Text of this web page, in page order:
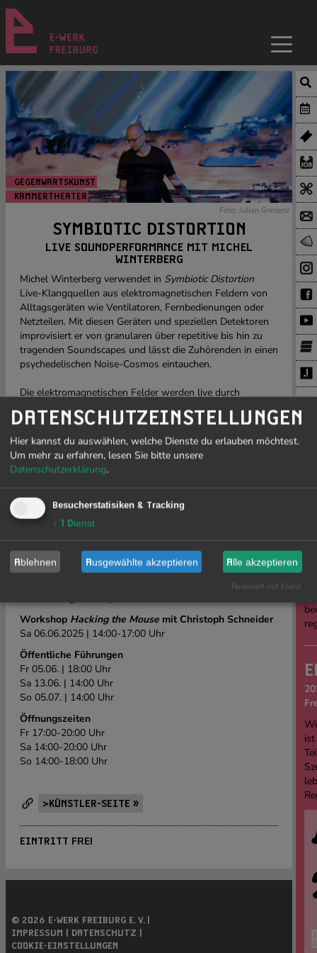
GEGENWARTSKUNST
KAMMERTHEATER
Foto: Julian Gresenz
SYMBIOTIC DISTORTION
LIVE SOUNDPERFORMANCE MIT MICHEL
WINTERBERG
Michel Winterberg verwendet in Symbiotic Distortion
Live-Klangquellen aus elektromagnetischen Feldern von
Alltagsgeräten wie Ventilatoren, Fernbedienungen oder
Netzteilen. Mit diesen Geräten und speziellen Detektoren
improvisiert er von granularen über repetitive bis hin zu
tragenden Soundscapes und lässt die Zuhörenden in einen
psychedelischen Noise-Cosmos eintauchen.
Die elektromagnetischen Felder werden live durch
spezielle Detektoren für uns hörbar gemacht. In
Symbiotic
Distortion wird kein eigentlicher Sequencer verwendet,
sondern ausschliesslich mit den aufgenommenen Klängen
improvisiert, welche durch Delay-Loops und
Effektschleifen weiter moduliert und teils repetitiv
wiedergegeben werden.
Die Soundperformance ist Teil eines offenen, sich stetig
weiterentwickelnden Klangprozesses – zwischen Störung,
Struktur und improvisierter Verdichtung.
abstrakten, fließenden Video-Glitches verstärken die
Soundperformance.
Workshop Hacking the Mouse mit Christoph Schneider
Sa 06.06.2025 | 14:00-17:00 Uhr
Öffentliche Führungen
Fr 05.06. | 18:00 Uhr
Sa 13.06. | 14:00 Uhr
So 05.07. | 14:00 Uhr
Öffnungszeiten
Fr 17:00-20:00 Uhr
Sa 14:00-20:00 Uhr
So 14:00-18:00 Uhr
>KÜNSTLER-SEITE »
EINTRITT FREI
© 2026 E-WERK FREIBURG E. V. |
IMPRESSUM |
DATENSCHUTZ |
COOKIE-EINSTELLUNGEN
DATENSCHUTZEINSTELLUNGEN
Hier kannst du auswählen, welche Dienste du erlauben möchtest.
Um mehr zu erfahren, lesen Sie bitte unsere
Datenschutzerklärung.
Besucherstatisiken & Tracking
↓ 1 Dienst
Ablehnen Ausgewählte akzeptieren Alle akzeptieren
Realisiert mit Klaro!